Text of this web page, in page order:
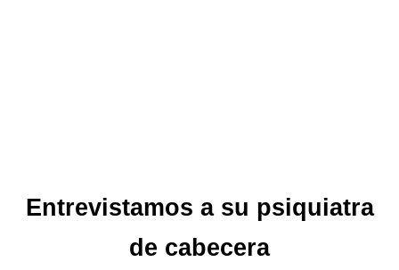
Entrevistamos a su psiquiatra
de cabecera